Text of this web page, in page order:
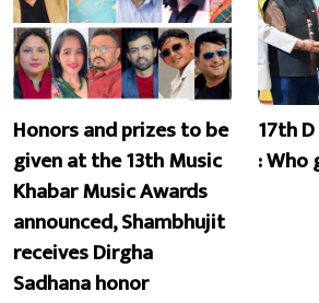
Honors and prizes to be
given at the 13th Music
Khabar Music Awards
announced, Shambhujit
receives Dirgha
Sadhana honor
17th
: Who